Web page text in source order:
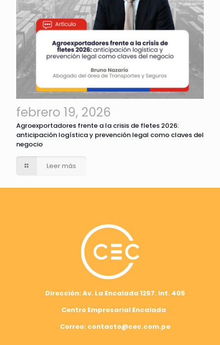
febrero 19, 2026
Agroexportadores frente a la crisis de fletes 2026:
anticipación logística y prevención legal como claves del
negocio
Leer más
Dirección: Av. La Encalada 1257. Int. 405
Centro Empresarial Encalada
Correo: contacto@cec.com.pe